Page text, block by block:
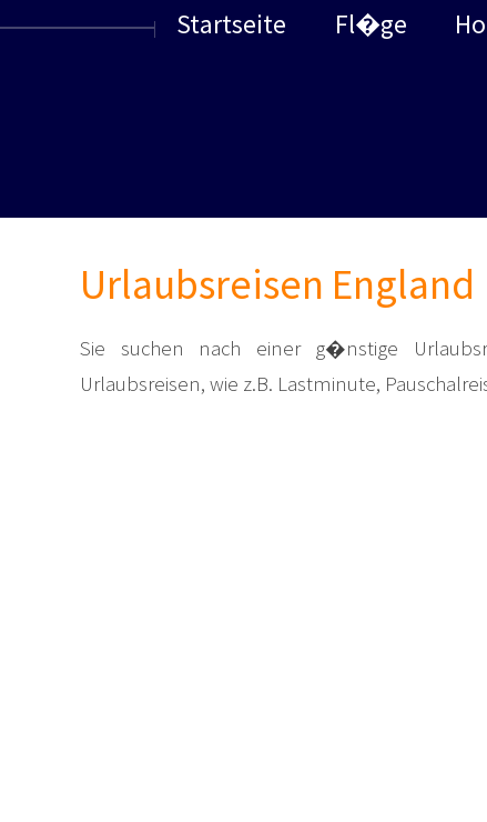
Startseite Fl�ge
Urlaubsreisen England
Sie suchen nach einer g�nstige
Urlaubsreisen, wie z.B. Lastminute,